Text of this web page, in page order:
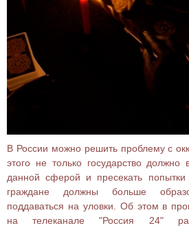
В России можно решить проблему с
этого не только государство должно
данной сферой и пресекать
граждане должны больше
поддаваться на уловки. Об этом в
на телеканале "Россия 24"